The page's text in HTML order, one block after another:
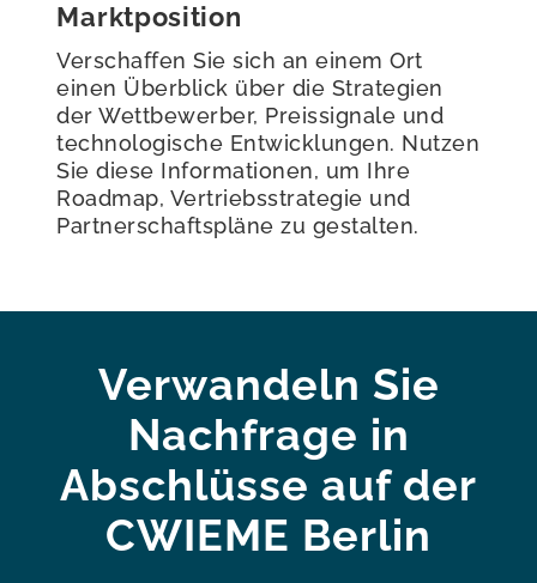
Marktposition
Verschaffen Sie sich an einem Ort
einen Überblick über die Strategien
der Wettbewerber, Preissignale und
technologische Entwicklungen. Nutzen
Sie diese Informationen, um Ihre
Roadmap, Vertriebsstrategie und
Partnerschaftspläne zu gestalten.
Verwandeln Sie
Nachfrage in
Abschlüsse auf der
CWIEME Berlin